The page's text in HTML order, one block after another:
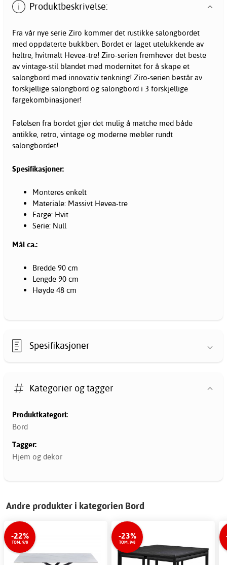
Produktbeskrivelse:
Fra vår nye serie Ziro kommer det rustikke salongbordet
med oppdaterte bukkben. Bordet er laget utelukkende av
heltre, hvitmalt Hevea-tre! Ziro-serien fremhever det beste
av vintage-stil blandet med modernitet for å skape et
salongbord med innovativ tenkning! Ziro-serien består av
forskjellige salongbord og salongbord i 3 forskjellige
fargekombinasjoner!
Følelsen fra bordet gjør det mulig å matche med både
antikke, retro, vintage og moderne møbler rundt
salongbordet!
Spesifikasjoner:
Monteres enkelt
Materiale: Massivt Hevea-tre
Farge: Hvit
Serie: Null
Mål ca.:
Bredde 90 cm
Lengde 90 cm
Høyde 48 cm
Spesifikasjoner
Kategorier og tagger
Produktkategori:
Bord
Tagger:
Hjem og dekor
Andre produkter i kategorien Bord
-22%
TOM. 9/8
-23%
TOM. 9/8